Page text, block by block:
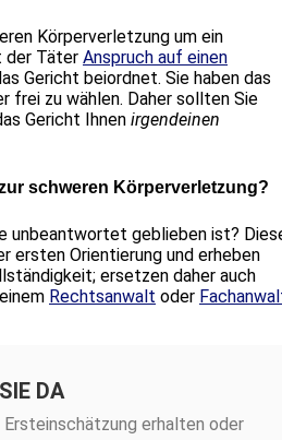
Körperverletzung um ein
der Täter Anspruch auf einen
Gericht beiordnet. Sie haben das
frei zu wählen. Daher sollten Sie
Gericht Ihnen irgendeinen
schweren Körperverletzung?
unbeantwortet geblieben ist?
ersten Orientierung und erheben
ersetzen daher auch
Rechtsanwalt oder
DA
erhalten oder